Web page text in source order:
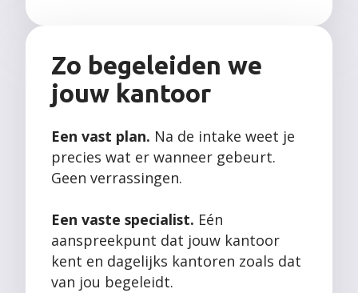
Zo begeleiden we
jouw kantoor
Een vast plan. Na de intake weet je
precies wat er wanneer gebeurt.
Geen verrassingen.
Een vaste specialist. Eén
aanspreekpunt dat jouw kantoor
kent en dagelijks kantoren zoals dat
van jou begeleidt.